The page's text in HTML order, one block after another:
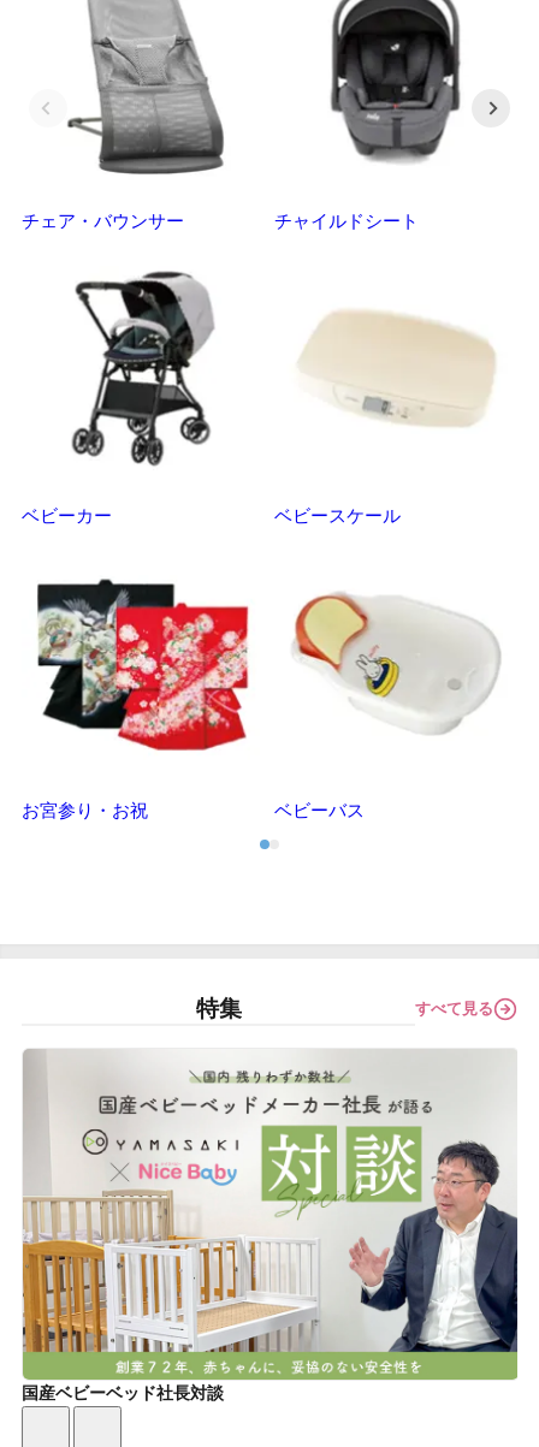
チェア・バウンサー チャイルドシート
ベビーカー ベビースケール
お宮参り・お祝 ベビーバス
特集 すべて見る
国産ベビーベッド社長対談